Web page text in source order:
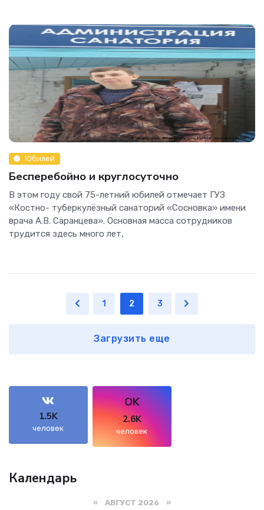
Юбилей
Бесперебойно и круглосуточно
В этом году свой 75-летний юбилей отмечает ГУЗ
«Костно- туберкулёзный санаторий «Сосновка» имени
врача А.В. Саранцева». Основная масса сотрудников
трудится здесь много лет,
1 2 3
Загрузить еще
1.5K
человек
OK
2.6K
человек
Календарь
« АВГУСТ 2026 »